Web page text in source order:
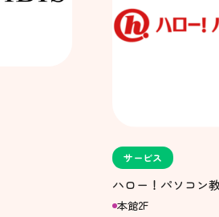
サービス
ハロー！パソコン
本館2F